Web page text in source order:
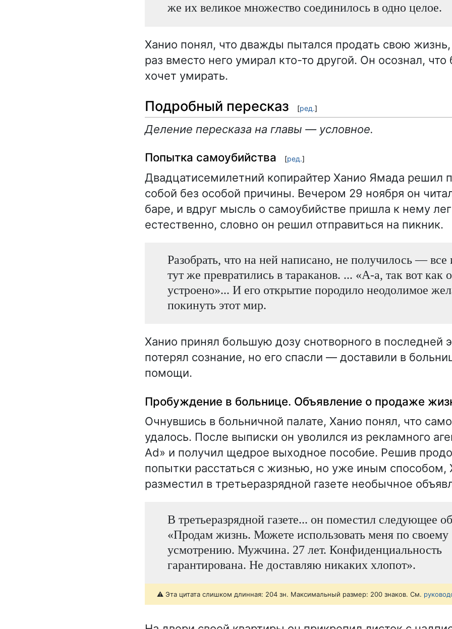
же их великое множество соединилось в одно целое.
Ханио понял, что дважды пытался продать свою
раз вместо него умирал кто-то другой. Он осознал,
хочет умирать.
Подробный пересказ [ред.]
Деление пересказа на главы — условное.
Попытка самоубийства [ред.]
Двадцатисемилетний копирайтер Ханио Ямада решил
собой без особой причины. Вечером 29 ноября он
баре, и вдруг мысль о самоубийстве пришла к нему
естественно, словно он решил отправиться на пикник.
Разобрать, что на ней написано, не получилось —
тут же превратились в тараканов. ... «A-а, так вот как
устроено»... И его открытие породило неодолимое
покинуть этот мир.
Ханио принял большую дозу снотворного в последней
потерял сознание, но его спасли — доставили в
помощи.
Пробуждение в больнице. Объявление о продаже
Очнувшись в больничной палате, Ханио понял, что
удалось. После выписки он уволился из рекламного
Ad» и получил щедрое выходное пособие. Решив
попытки расстаться с жизнью, но уже иным способом,
разместил в третьеразрядной газете необычное
В третьеразрядной газете... он поместил следующее
«Продам жизнь. Можете использовать меня по своему
усмотрению. Мужчина. 27 лет. Конфиденциальность
гарантирована. Не доставляю никаких хлопот».
⚠️ Эта цитата слишком длинная: 204 зн. Максимальный размер: 200 знаков. См.